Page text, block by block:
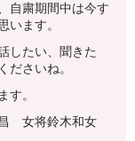
自粛期間中は今す
います。
したい、聞きた
ださいね。
す。
女将鈴木和女